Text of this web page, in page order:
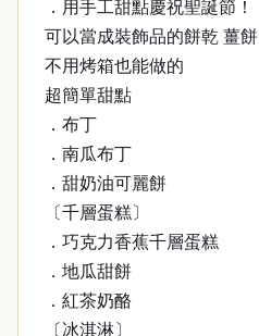
．用手工甜點慶祝聖誕節！
可以當成裝飾品的餅乾 薑餅
不用烤箱也能做的
超簡單甜點
．布丁
．南瓜布丁
．甜奶油可麗餅
〔千層蛋糕〕
．巧克力香蕉千層蛋糕
．地瓜甜餅
．紅茶奶酪
〔冰淇淋〕